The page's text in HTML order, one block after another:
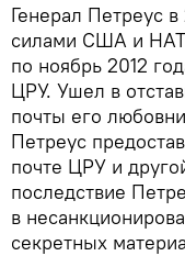
Генерал Петреус
силами США и
по ноябрь 2012
ЦРУ. Ушел в
почты его
Петреус
почте ЦРУ и
последствие
в
секретных